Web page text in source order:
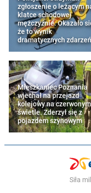
zgłoszenie o leżącym
klatce schodowej
mężczyźnie. Okazało
że to wynik
dramatycznych zdarzeń
Mieszkaniec Poznania
wjechał na przejazd
kolejowy na czerwonym
świetle. Zderzył się z
pojazdem szynowym
Siła